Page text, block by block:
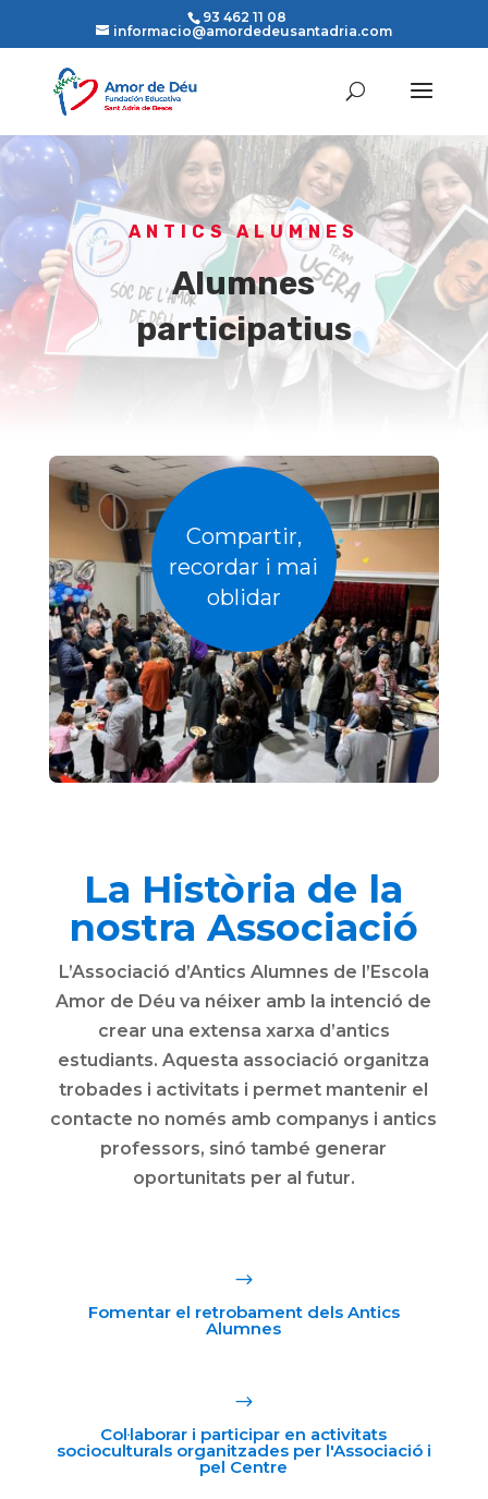
93 462 11 08
informacio@amordedeusantadria.com
ANTICS ALUMNES
Alumnes
participatius
Compartir,
recordar i mai
oblidar
La Història de la
nostra Associació
L’Associació d’Antics Alumnes de l’Escola
Amor de Déu va néixer amb la intenció de
crear una extensa xarxa d’antics
estudiants. Aquesta associació organitza
trobades i activitats i permet mantenir el
contacte no només amb companys i antics
professors, sinó també generar
oportunitats per al futur.
$
Fomentar el retrobament dels Antics
Alumnes
$
Col·laborar i participar en activitats
socioculturals organitzades per l'Associació i
pel Centre